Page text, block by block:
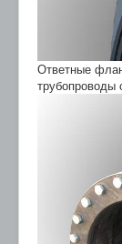
Ответные
трубопроводы